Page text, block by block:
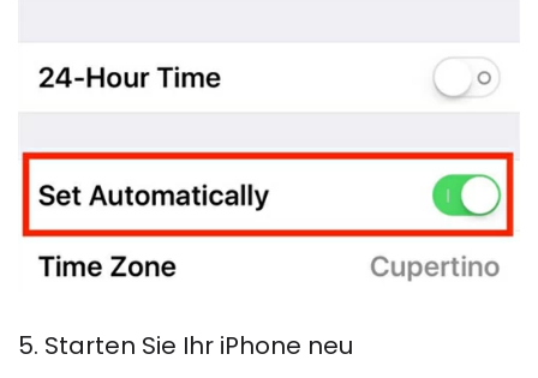
5. Starten Sie Ihr iPhone neu